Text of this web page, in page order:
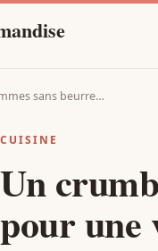
sans beurre…
CUISINE
Un
pour une